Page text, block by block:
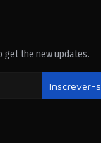
the new updates.